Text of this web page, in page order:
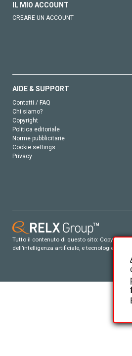
IL MIO ACCOUNT
CREARE UN ACCOUNT
AIDE & SUPPORT
Contatti / FAQ
Chi siamo?
Copyright
Politica editoriale
Norme pubblicitarie
Cookie settings
Privacy
Tutto il contenuto di questo sito: Copyright
dell’intelligenza artificiale, e tecnologie